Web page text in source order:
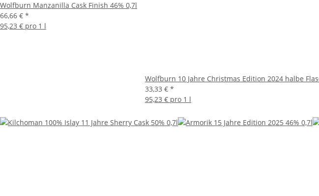
Wolfburn Manzanilla Cask Finish 46% 0,7l
66,66 € *
95,23 € pro 1 l
Wolfburn 10 Jahre Christmas Edition 2024 halbe
33,33 € *
95,23 € pro 1 l